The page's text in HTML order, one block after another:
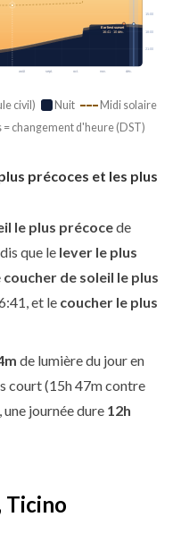
août sept. oct. nov. déc.
15:00
18:00
21:00
Earliest sunset
16:41 · 10 déc.
civil) Nuit
Midi solaire
= changement d'heure (DST)
précoces et les plus
le plus précocede
que le lever le plus
coucher de soleil le plus
et le coucher le plus
de lumière du jour en
court (15h 47m contre
une journée dure 12h
Ticino